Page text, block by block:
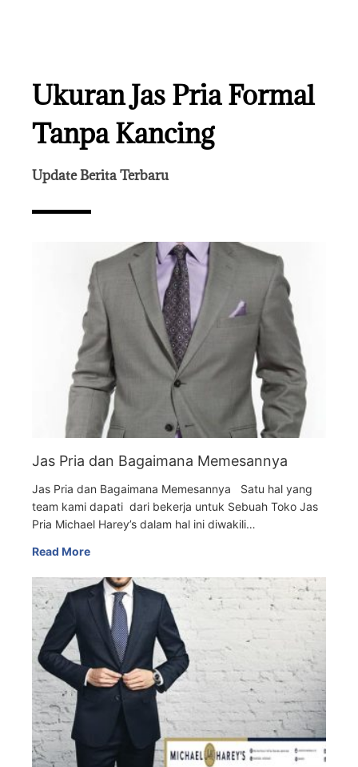
Ukuran Jas Pria Formal
Tanpa Kancing
Update Berita Terbaru
Jas Pria dan Bagaimana Memesannya
Jas Pria dan Bagaimana Memesannya Satu hal yang
team kami dapati dari bekerja untuk Sebuah Toko Jas
Pria Michael Harey’s dalam hal ini diwakili…
Read More